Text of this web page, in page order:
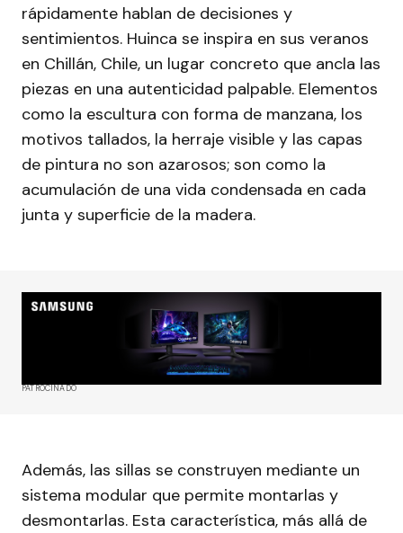
rápidamente hablan de decisiones y
sentimientos. Huinca se inspira en sus veranos
en Chillán, Chile, un lugar concreto que ancla las
piezas en una autenticidad palpable. Elementos
como la escultura con forma de manzana, los
motivos tallados, la herraje visible y las capas
de pintura no son azarosos; son como la
acumulación de una vida condensada en cada
junta y superficie de la madera.
PATROCINADO
Además, las sillas se construyen mediante un
sistema modular que permite montarlas y
desmontarlas. Esta característica, más allá de